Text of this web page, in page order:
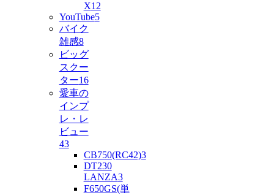
X12
YouTube5
バイク
雑感8
ビッグ
スクー
ター16
愛車の
インプ
レ・レ
ビュー
43
CB750(RC42)3
DT230
LANZA3
F650GS(単